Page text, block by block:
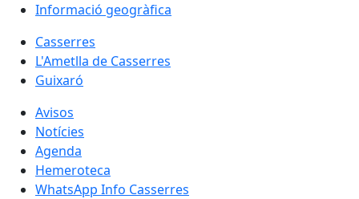
Informació geogràfica
Casserres
L'Ametlla de Casserres
Guixaró
Avisos
Notícies
Agenda
Hemeroteca
WhatsApp Info Casserres